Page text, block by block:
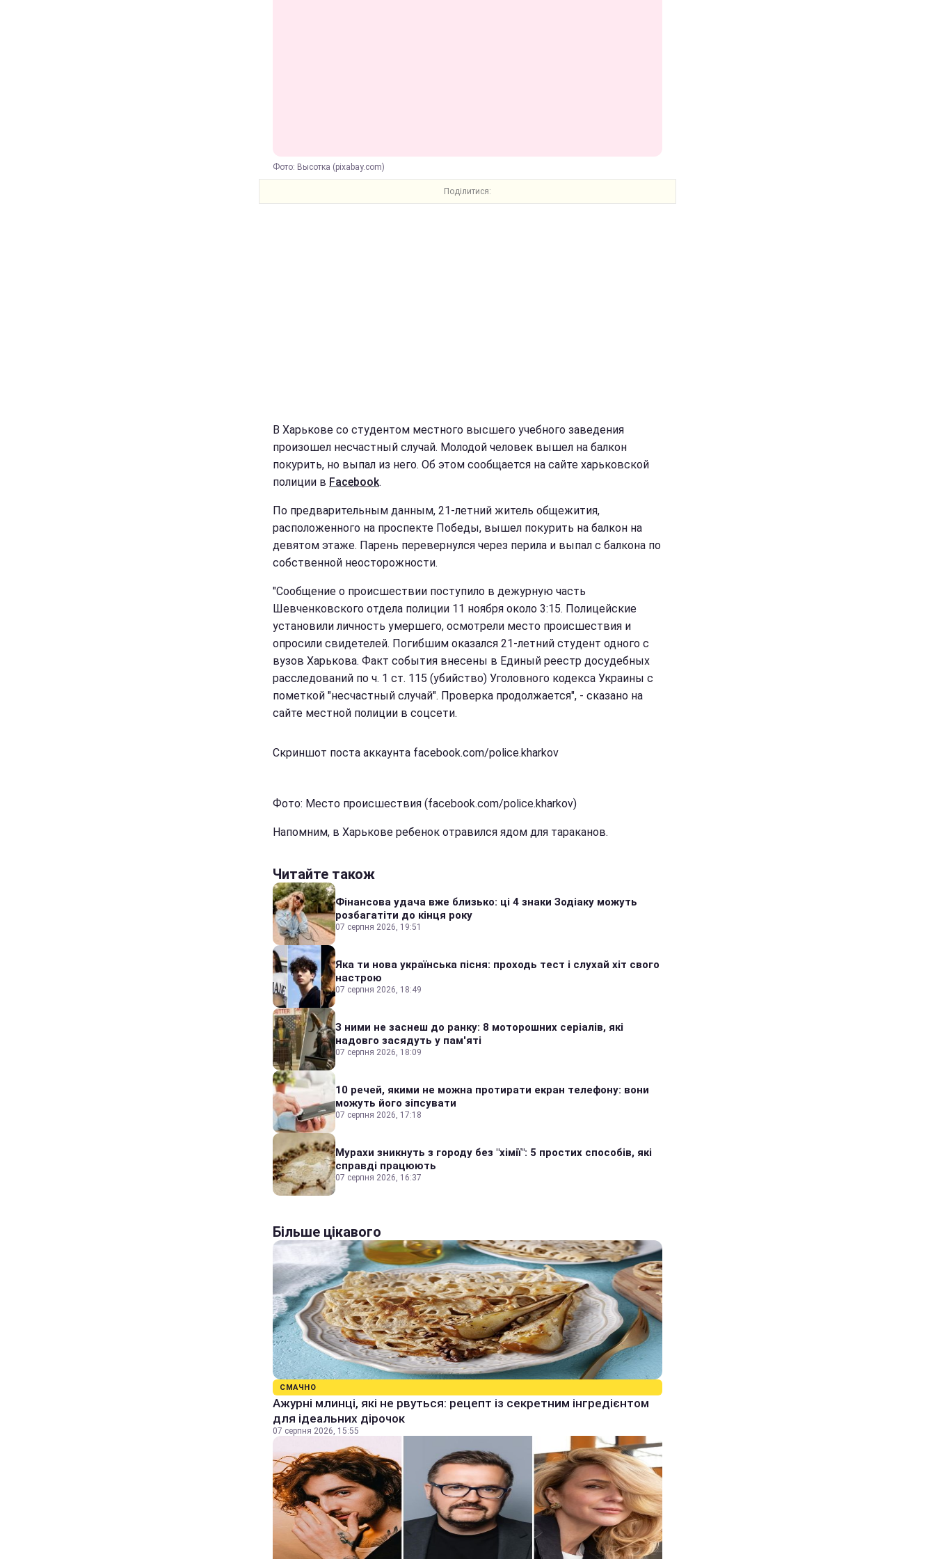
Фото: Высотка (pixabay.com)
Поділитися:
В Харькове со студентом местного высшего учебного заведения
произошел несчастный случай. Молодой человек вышел на балкон
покурить, но выпал из него. Об этом сообщается на сайте харьковской
полиции в Facebook.
По предварительным данным, 21-летний житель общежития,
расположенного на проспекте Победы, вышел покурить на балкон на
девятом этаже. Парень перевернулся через перила и выпал с балкона по
собственной неосторожности.
"Сообщение о происшествии поступило в дежурную часть
Шевченковского отдела полиции 11 ноября около 3:15. Полицейские
установили личность умершего, осмотрели место происшествия и
опросили свидетелей. Погибшим оказался 21-летний студент одного с
вузов Харькова. Факт события внесены в Единый реестр досудебных
расследований по ч. 1 ст. 115 (убийство) Уголовного кодекса Украины с
пометкой "несчастный случай". Проверка продолжается", - сказано на
сайте местной полиции в соцсети.
Скриншот поста аккаунта facebook.com/police.kharkov
Фото: Место происшествия (facebook.com/police.kharkov)
Напомним, в Харькове ребенок отравился ядом для тараканов.
Читайте також
Фінансова удача вже близько: ці 4 знаки Зодіаку можуть
розбагатіти до кінця року
07 серпня 2026, 19:51
Яка ти нова українська пісня: проходь тест і слухай хіт свого
настрою
07 серпня 2026, 18:49
З ними не заснеш до ранку: 8 моторошних серіалів, які
надовго засядуть у пам'яті
07 серпня 2026, 18:09
10 речей, якими не можна протирати екран телефону: вони
можуть його зіпсувати
07 серпня 2026, 17:18
Мурахи зникнуть з городу без "хімії": 5 простих способів, які
справді працюють
07 серпня 2026, 16:37
Більше цікавого
СМАЧНО
Ажурні млинці, які не рвуться: рецепт із секретним інгредієнтом
для ідеальних дірочок
07 серпня 2026, 15:55